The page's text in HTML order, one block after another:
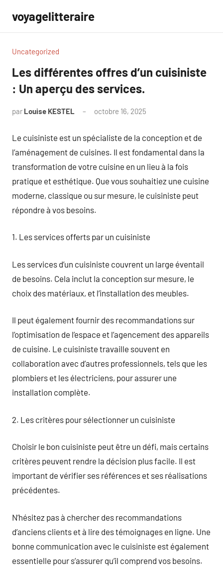
contenu
voyagelitteraire
Uncategorized
Les différentes offres d’un cuisiniste
: Un aperçu des services.
par Louise KESTEL octobre 16, 2025
Le cuisiniste est un spécialiste de la conception et de
l’aménagement de cuisines. Il est fondamental dans la
transformation de votre cuisine en un lieu à la fois
pratique et esthétique. Que vous souhaitiez une cuisine
moderne, classique ou sur mesure, le cuisiniste peut
répondre à vos besoins.
1. Les services offerts par un cuisiniste
Les services d’un cuisiniste couvrent un large éventail
de besoins. Cela inclut la conception sur mesure, le
choix des matériaux, et l’installation des meubles.
Il peut également fournir des recommandations sur
l’optimisation de l’espace et l’agencement des appareils
de cuisine. Le cuisiniste travaille souvent en
collaboration avec d’autres professionnels, tels que les
plombiers et les électriciens, pour assurer une
installation complète.
2. Les critères pour sélectionner un cuisiniste
Choisir le bon cuisiniste peut être un défi, mais certains
critères peuvent rendre la décision plus facile. Il est
important de vérifier ses références et ses réalisations
précédentes.
N’hésitez pas à chercher des recommandations
d’anciens clients et à lire des témoignages en ligne. Une
bonne communication avec le cuisiniste est également
essentielle pour s’assurer qu’il comprend vos besoins.